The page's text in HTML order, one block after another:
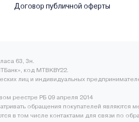
Договор публичной оферты
63, 3н.
код MTBKBY22.
лиц и индивидуальных
реестре РБ 09 апреля 2014
обращения покупателей
в том числе контактами для связи по